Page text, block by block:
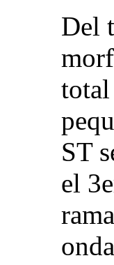
Del
ST
el